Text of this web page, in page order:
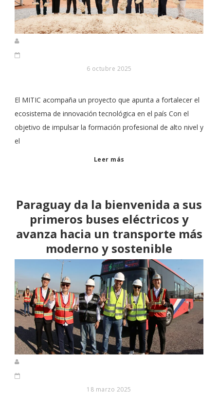
6 octubre 2025
El MITIC acompaña un proyecto que apunta a fortalecer el
ecosistema de innovación tecnológica en el país Con el
objetivo de impulsar la formación profesional de alto nivel y
el
Leer más
Paraguay da la bienvenida a sus
primeros buses eléctricos y
avanza hacia un transporte más
moderno y sostenible
18 marzo 2025